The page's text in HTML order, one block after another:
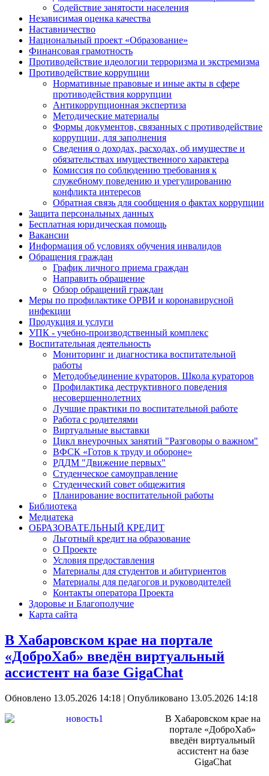
Содействие занятости населения
Независимая оценка качества
Наставничество
Национальный проект «Образование»
Финансовая грамотность
Противодействие идеологии терроризма и экстремизма
Противодействие коррупции
Нормативные правовые и иные акты в сфере
противодействия коррупции
Антикоррупционная экспертиза
Методические материалы
Формы документов, связанных с противодействие
коррупции, для заполнения
Сведения о доходах, расходах, об имуществе и
обязательствах имущественного характера
Комиссия по соблюдению требования к
служебному поведению и урегулированию
конфликта интересов
Обратная связь для сообщения о фактах коррупции
Защита персональных данных
Бесплатная юридическая помощь
Вакансии
Информация об условиях обучения инвалидов
Обращения граждан
График личного приема граждан
Направить обращение
Обзор обращений граждан
Меры по профилактике ОРВИ и коронавирусной
инфекции
Продукция и услуги
УПК - учебно-производственный комплекс
Воспитательная деятельность
Мониторинг и диагностика воспитательной
работы
Методобъединение кураторов. Школа кураторов
Профилактика деструктивного поведения
несовершеннолетних
Лучшие практики по воспитательной работе
Работа с родителями
Виртуальные выставки
Цикл внеурочных занятий "Разговоры о важном"
ВФСК «Готов к труду и обороне»
РДДМ "Движение первых"
Студенческое самоуправление
Студенческий совет общежития
Планирование воспитательной работы
Библиотека
Медиатека
ОБРАЗОВАТЕЛЬНЫЙ КРЕДИТ
Льготный кредит на образование
О Проекте
Условия предоставления
Материалы для студентов и абитуриентов
Материалы для педагогов и руководителей
Контакты оператора Проекта
Здоровье и Благополучие
Карта сайта
В Хабаровском крае на портале
«ДоброХаб» введён виртуальный
ассистент на базе GigaChat
Обновлено 13.05.2026 14:18 | Опубликовано 13.05.2026 14:18
В Хабаровском крае на
портале «ДоброХаб»
введён виртуальный
ассистент на базе
GigaChat